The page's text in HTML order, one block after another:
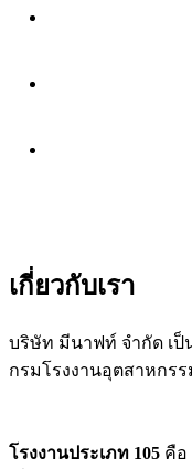
เกี่ยวกับเรา
บริษัท มีนาฟท์ จำกัด เป็
กรมโรงงานอุตสาหกรร
โรงงานประเภท 105 คือ